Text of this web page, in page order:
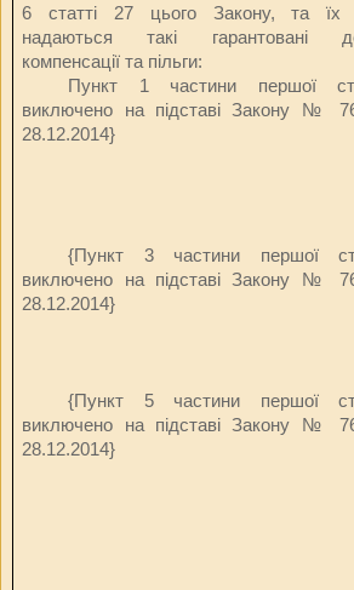
6 статті 27 цього Закону, та їх
надаються такі гарантовані
компенсації та пільги:
Пункт 1 частини першої
виключено на підставі Закону
№
28.12.2014}
{Пункт 3 частини першої
виключено на підставі Закону
№
28.12.2014}
{Пункт 5 частини першої
виключено на підставі Закону
№
28.12.2014}